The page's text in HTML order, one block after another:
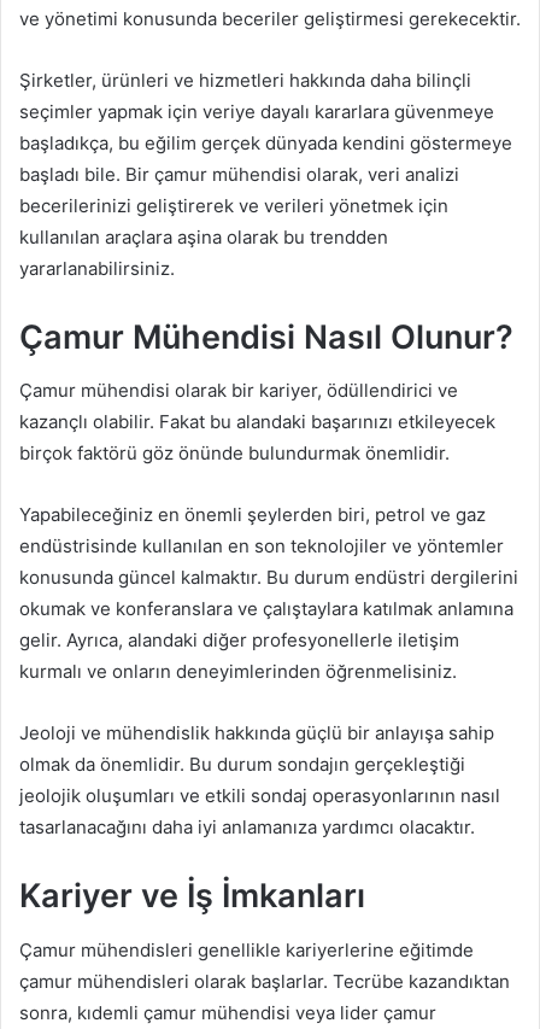
ve yönetimi konusunda beceriler geliştirmesi gerekecektir.
Şirketler, ürünleri ve hizmetleri hakkında daha bilinçli
seçimler yapmak için veriye dayalı kararlara güvenmeye
başladıkça, bu eğilim gerçek dünyada kendini göstermeye
başladı bile. Bir çamur mühendisi olarak, veri analizi
becerilerinizi geliştirerek ve verileri yönetmek için
kullanılan araçlara aşina olarak bu trendden
yararlanabilirsiniz.
Çamur Mühendisi Nasıl Olunur?
Çamur mühendisi olarak bir kariyer, ödüllendirici ve
kazançlı olabilir. Fakat bu alandaki başarınızı etkileyecek
birçok faktörü göz önünde bulundurmak önemlidir.
Yapabileceğiniz en önemli şeylerden biri, petrol ve gaz
endüstrisinde kullanılan en son teknolojiler ve yöntemler
konusunda güncel kalmaktır. Bu durum endüstri dergilerini
okumak ve konferanslara ve çalıştaylara katılmak anlamına
gelir. Ayrıca, alandaki diğer profesyonellerle iletişim
kurmalı ve onların deneyimlerinden öğrenmelisiniz.
Jeoloji ve mühendislik hakkında güçlü bir anlayışa sahip
olmak da önemlidir. Bu durum sondajın gerçekleştiği
jeolojik oluşumları ve etkili sondaj operasyonlarının nasıl
tasarlanacağını daha iyi anlamanıza yardımcı olacaktır.
Kariyer ve İş İmkanları
Çamur mühendisleri genellikle kariyerlerine eğitimde
çamur mühendisleri olarak başlarlar. Tecrübe kazandıktan
sonra, kıdemli çamur mühendisi veya lider çamur